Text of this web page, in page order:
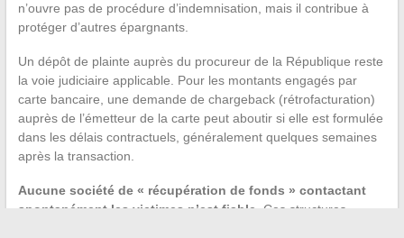
n’ouvre pas de procédure d’indemnisation, mais il contribue à
protéger d’autres épargnants.
Un dépôt de plainte auprès du procureur de la République reste
la voie judiciaire applicable. Pour les montants engagés par
carte bancaire, une demande de chargeback (rétrofacturation)
auprès de l’émetteur de la carte peut aboutir si elle est formulée
dans les délais contractuels, généralement quelques semaines
après la transaction.
Aucune société de « récupération de fonds » contactant
spontanément les victimes n’est fiable
. Ces structures